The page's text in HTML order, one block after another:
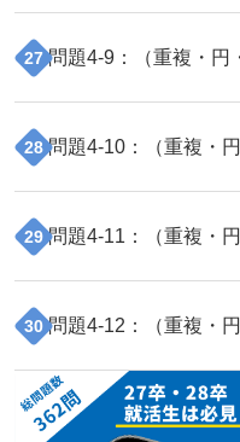
27 問題4-9 ：（重複・円
28 問題4-10 ：（重複・
29 問題4-11 ：（重複・
30 問題4-12 ：（重複・